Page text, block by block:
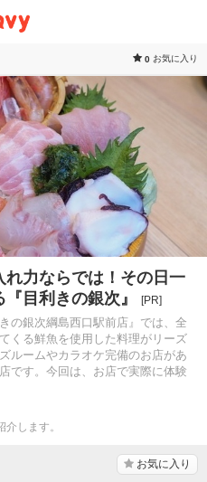
0 お気に入り
れ力ならでは！その日一
目利きの銀次』
[PR]
の銀次綱島西口駅前店』では、全
くる鮮魚を使用した料理がリーズ
ルームやカラオケ完備のお店があ
です。今回は、お店で実際に体験
します。
お気に入り